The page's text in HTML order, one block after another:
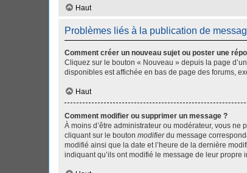
Haut
Problèmes liés à la publication de
Comment créer un nouveau sujet ou poster une
Cliquez sur le bouton « Nouveau » depuis la page
disponibles est affichée en bas de page des forums,
Haut
Comment modifier ou supprimer un message ?
À moins d’être administrateur ou modérateur, vous
cliquant sur le bouton modifierdu message
modifié ainsi que la date et l’heure de la dernière
indiquant qu’ils ont modifié le message de leur